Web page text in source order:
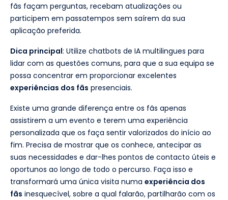
fãs façam perguntas, recebam atualizações ou
participem em passatempos sem saírem da sua
aplicação preferida.
Dica principal: Utilize chatbots de IA multilingues para
lidar com as questões comuns, para que a sua equipa se
possa concentrar em proporcionar excelentes
experiências dos fãs presenciais.
Existe uma grande diferença entre os fãs apenas
assistirem a um evento e terem uma experiência
personalizada que os faça sentir valorizados do início ao
fim. Precisa de mostrar que os conhece, antecipar as
suas necessidades e dar-lhes pontos de contacto úteis e
oportunos ao longo de todo o percurso. Faça isso e
transformará uma única visita numa experiência dos
fãs inesquecível, sobre a qual falarão, partilharão com os